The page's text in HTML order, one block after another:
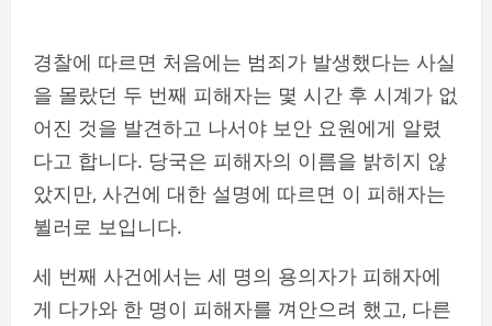
경찰에 따르면 처음에는 범죄가 발생했다는 사실
을 몰랐던 두 번째 피해자는 몇 시간 후 시계가 없
어진 것을 발견하고 나서야 보안 요원에게 알렸
다고 합니다. 당국은 피해자의 이름을 밝히지 않
았지만, 사건에 대한 설명에 따르면 이 피해자는
뷜러로 보입니다.
세 번째 사건에서는 세 명의 용의자가 피해자에
게 다가와 한 명이 피해자를 껴안으려 했고, 다른